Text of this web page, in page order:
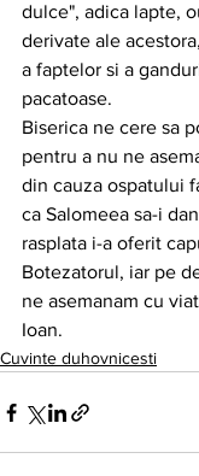
dulce", adica lapte,
derivate ale
a faptelor si a
pacatoase.
Biserica ne cere sa
pentru a nu ne
din cauza ospatului
ca Salomeea sa-i
rasplata i-a oferit
Botezatorul, iar pe
ne asemanam cu
Ioan.
Cuvinte duhovnicesti